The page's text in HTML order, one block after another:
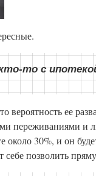
то с
вероятность ее
переживаниями и
30%, и он
себе позволить